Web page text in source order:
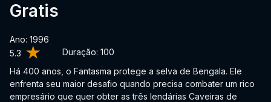
5.3 Duração: 100
Gratis
Ano: 1996
Há 400 anos, o Fantasma protege a selva de Bengala. Ele
enfrenta seu maior desafio quando precisa combater um rico
empresário que quer obter as três lendárias Caveiras de